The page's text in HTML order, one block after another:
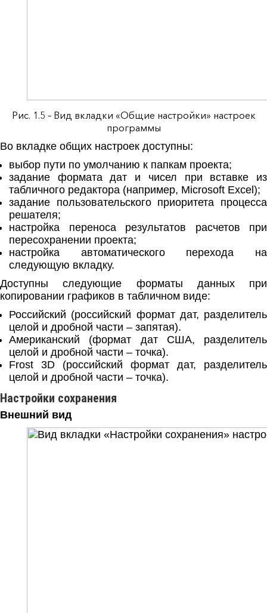
Рис. 1.5 – Вид вкладки «Общие настройки» настроек
программы
Во вкладке общих настроек доступны:
выбор пути по умолчанию к папкам проекта;
задание формата дат и чисел при вставке из
табличного редактора (например, Microsoft Excel);
задание пользовательского приоритета процесса
решателя;
настройка переноса результатов расчетов при
пересохранении проекта;
настройка автоматического перехода на
следующую вкладку.
Доступны следующие форматы данных при
копировании графиков в табличном виде:
Российский (российский формат дат, разделитель
целой и дробной части – запятая).
Американский (формат дат США, разделитель
целой и дробной части – точка).
Frost 3D (российский формат дат, разделитель
целой и дробной части – точка).
Настройки сохранения
Внешний вид